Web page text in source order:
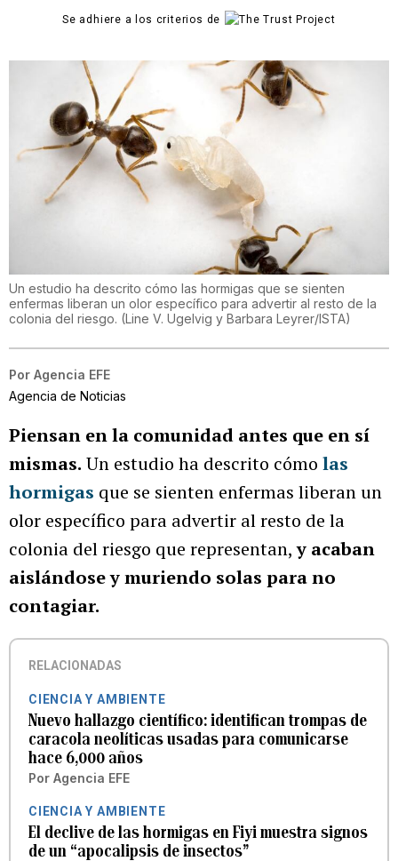
Se adhiere a los criterios de
Un estudio ha descrito cómo las hormigas que se sienten
enfermas liberan un olor específico para advertir al resto de la
colonia del riesgo. (Line V. Ugelvig y Barbara Leyrer/ISTA)
Por Agencia EFE
Agencia de Noticias
Piensan en la comunidad antes que en sí
mismas. Un estudio ha descrito cómo las
hormigas que se sienten enfermas liberan un
olor específico para advertir al resto de la
colonia del riesgo que representan,y acaban
aislándose y muriendo solas para no
contagiar.
RELACIONADAS
CIENCIA Y AMBIENTE
Nuevo hallazgo científico: identifican trompas de
caracola neolíticas usadas para comunicarse
hace 6,000 años
Por Agencia EFE
CIENCIA Y AMBIENTE
El declive de las hormigas en Fiyi muestra signos
de un “apocalipsis de insectos”